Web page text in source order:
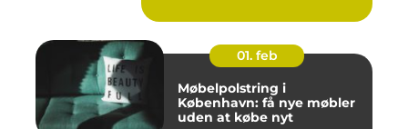
01. feb
Møbelpolstring i
København: få nye møbler
uden at købe nyt